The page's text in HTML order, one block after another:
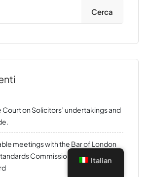
Cerca
Court on Solicitors’ undertakings and
meetings with the Bar of London
Commission and the
Italian